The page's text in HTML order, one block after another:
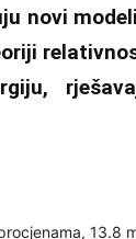
novi
13.8